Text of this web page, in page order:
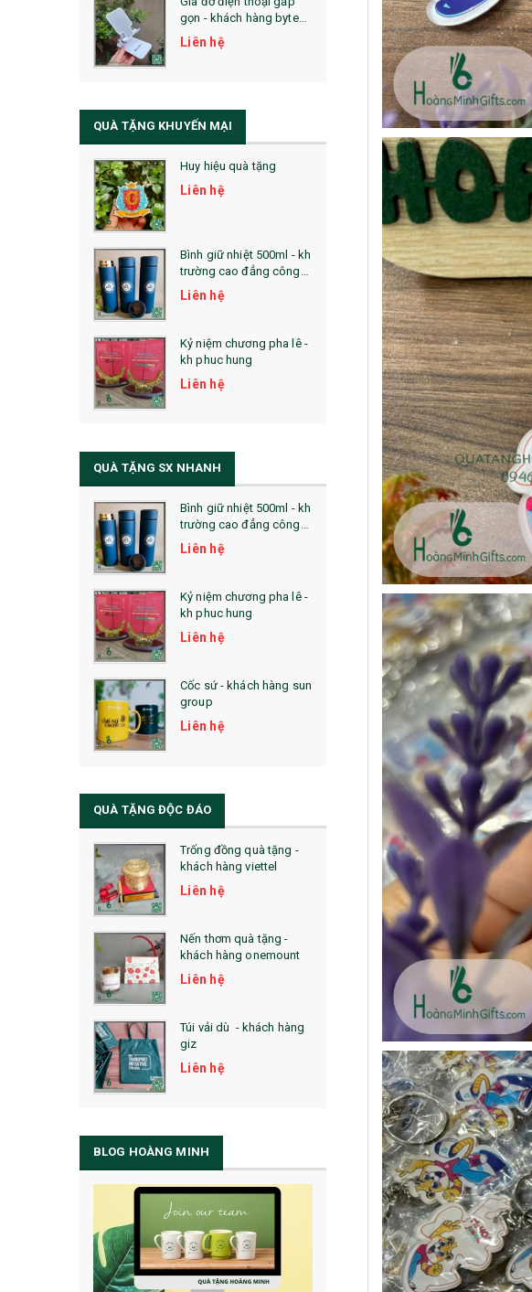
SẢN PHẨM ĐÃ THỰC HIỆN
QUÀ TẶNG SỨC KHỎE
La Fonte
Sổ Sạc Đa Năng
Sổ Lò Xo
gọn - khách hàng byte
plus
Liên hệ
khách hàng vtc
Liên hệ
QUÀ TẶNG KHUYẾN MẠI
Huy hiệu quà tặng
Liên hệ
Bình giữ nhiệt 500ml - kh
trường cao đẳng công
nghệ bách khoa hà nội
Liên hệ
Kỷ niệm chương pha lê -
kh phuc hung
Liên hệ
Cốc sứ - khách
group
Liên hệ
Pin sạc dự phòng
j82 10.000mah -
hàng nam thắng
Liên hệ
Ô gấp 3 bán tự
kh viags
Liên hệ
QUÀ TẶNG SX NHANH
Bình giữ nhiệt 500ml - kh
trường cao đẳng công
nghệ bách khoa hà nội
Liên hệ
Kỷ niệm chương pha lê -
kh phuc hung
Liên hệ
Cốc sứ - khách hàng sun
group
Liên hệ
Bộ sổ bút cao cấp -
khách hàng evs
Liên hệ
Pin sạc dự phòng
j82 10.000mah -
hàng nam thắng
Liên hệ
Bình nước thủy tinh
dây xách
Liên hệ
QUÀ TẶNG ĐỘC ĐÁO
Trống đồng quà tặng -
khách hàng viettel
Liên hệ
Nến thơm quà tặng -
khách hàng onemount
Liên hệ
Túi vải dù - khách hàng
giz
Liên hệ
Hộp da cao cấp
Mũ bảo hộ hàn
sseda - onehousing
Liên hệ
Vòng đeo tay cao
logo - khách hàng
Liên hệ
BLOG HOÀNG MINH